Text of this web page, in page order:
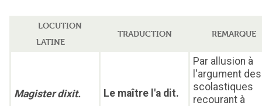
LOCUTION
LATINE
TRADUCTION REMARQUE
Magister dixit. Le maître l'a dit.
Par allusion à
l'argument des
scolastiques
recourant à